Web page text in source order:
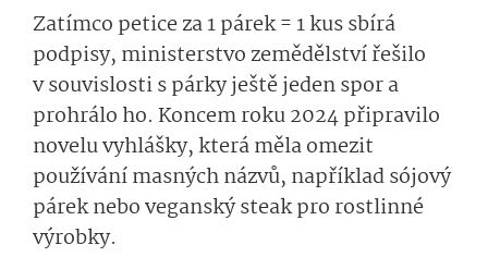
Zatímco petice za 1 párek = 1 kus sbírá
podpisy, ministerstvo zemědělství řešilo
v souvislosti s párky ještě jeden spor a
prohrálo ho. Koncem roku 2024 připravilo
novelu vyhlášky, která měla omezit
používání masných názvů, například sójový
párek nebo veganský steak pro rostlinné
výrobky.